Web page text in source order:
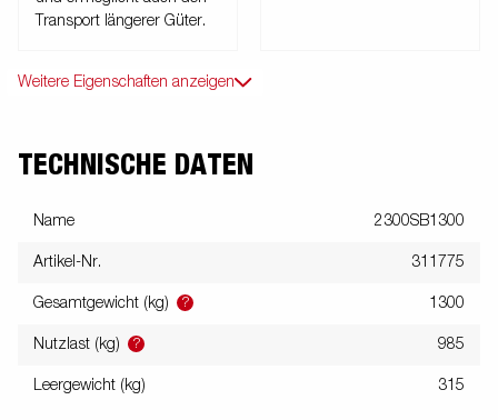
Transport längerer Güter.
Weitere Eigenschaften anzeigen
TECHNISCHE DATEN
Name 2300SB1300
Artikel-Nr. 311775
Gesamtgewicht (kg) ? 1300
Nutzlast (kg) ? 985
Leergewicht (kg) 315